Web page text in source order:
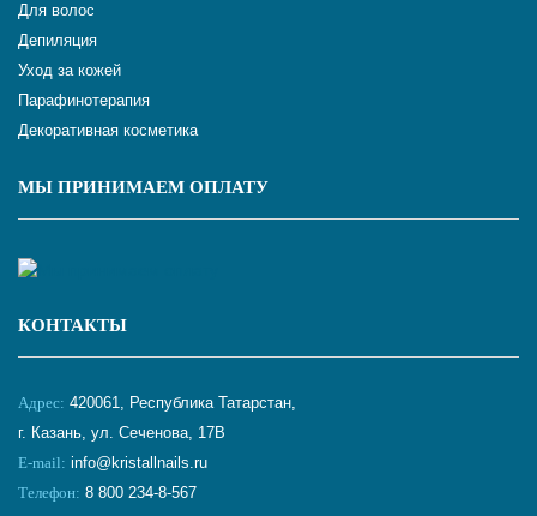
Для волос
Депиляция
Уход за кожей
Парафинотерапия
Декоративная косметика
МЫ ПРИНИМАЕМ ОПЛАТУ
КОНТАКТЫ
Адрес: 420061, Республика Татарстан,
г. Казань, ул. Сеченова, 17В
E-mail: info@kristallnails.ru
Телефон: 8 800 234-8-567